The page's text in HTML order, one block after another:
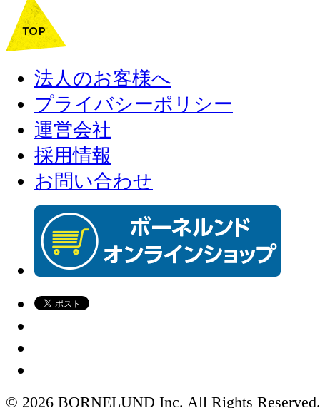
法人のお客様へ
プライバシーポリシー
運営会社
採用情報
お問い合わせ
© 2026 BORNELUND Inc. All Rights Reserved.